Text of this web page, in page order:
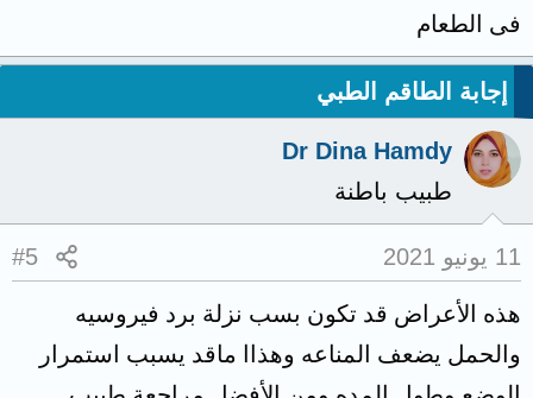
فى الطعام
إجابة الطاقم الطبي
Dr Dina Hamdy
طبيب باطنة
11 يونيو 2021 #5
هذه الأعراض قد تكون بسب نزلة برد فيروسيه
والحمل يضعف المناعه وهذاا ماقد يسبب استمرار